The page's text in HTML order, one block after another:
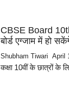
CBSE Board
बोर्ड एग्जाम में हो
Shubham Tiwari April
कक्षा 10वीं के छात्रों